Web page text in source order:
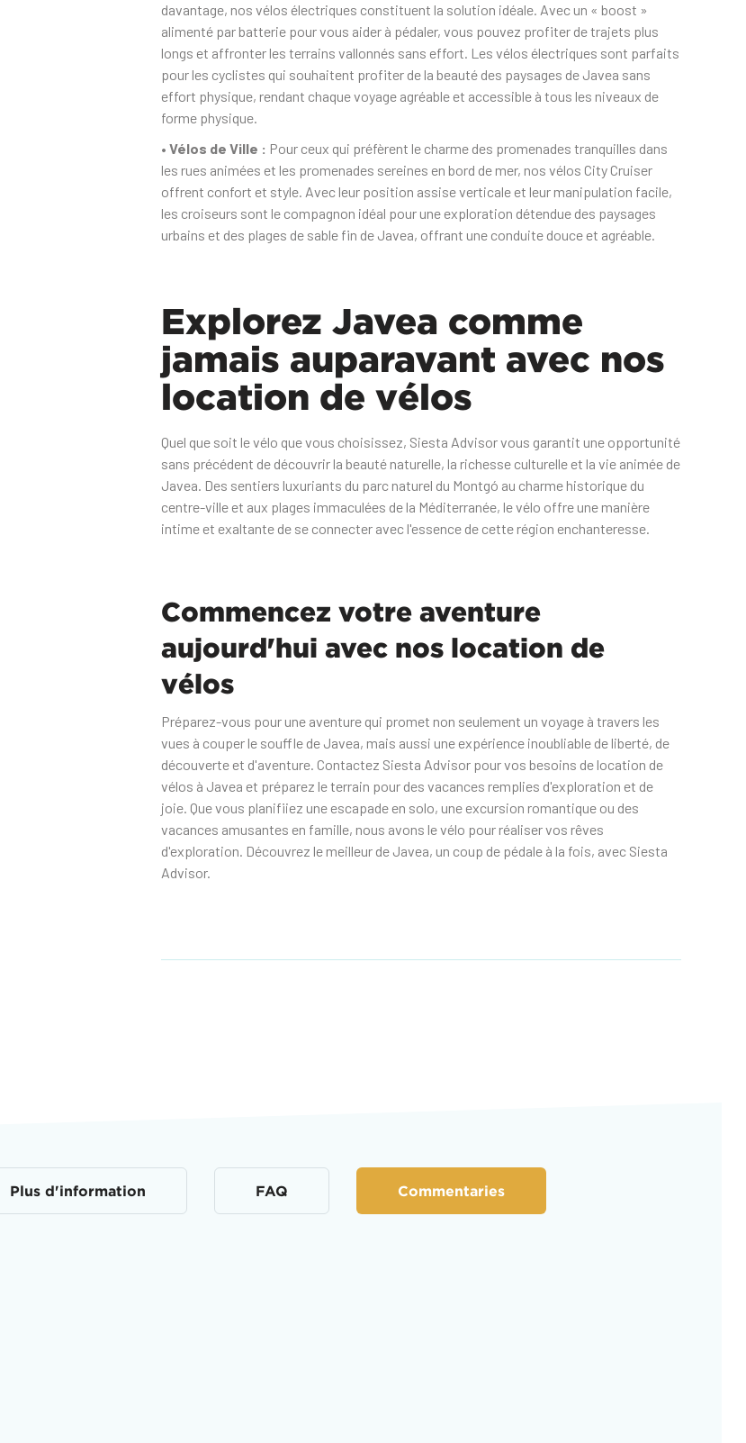
davantage, nos vélos électriques constituent la solution idéale. Avec un « boost »
alimenté par batterie pour vous aider à pédaler, vous pouvez profiter de trajets plus
longs et affronter les terrains vallonnés sans effort. Les vélos électriques sont parfaits
pour les cyclistes qui souhaitent profiter de la beauté des paysages de Javea sans
effort physique, rendant chaque voyage agréable et accessible à tous les niveaux de
forme physique.
• Vélos de Ville : Pour ceux qui préfèrent le charme des promenades tranquilles dans
les rues animées et les promenades sereines en bord de mer, nos vélos City Cruiser
offrent confort et style. Avec leur position assise verticale et leur manipulation facile,
les croiseurs sont le compagnon idéal pour une exploration détendue des paysages
urbains et des plages de sable fin de Javea, offrant une conduite douce et agréable.
Explorez Javea comme
jamais auparavant avec nos
location de vélos
Quel que soit le vélo que vous choisissez, Siesta Advisor vous garantit une opportunité
sans précédent de découvrir la beauté naturelle, la richesse culturelle et la vie animée de
Javea. Des sentiers luxuriants du parc naturel du Montgó au charme historique du
centre-ville et aux plages immaculées de la Méditerranée, le vélo offre une manière
intime et exaltante de se connecter avec l'essence de cette région enchanteresse.
Commencez votre aventure
aujourd'hui avec nos location de
vélos
Préparez-vous pour une aventure qui promet non seulement un voyage à travers les
vues à couper le souffle de Javea, mais aussi une expérience inoubliable de liberté, de
découverte et d'aventure. Contactez Siesta Advisor pour vos besoins de location de
vélos à Javea et préparez le terrain pour des vacances remplies d'exploration et de
joie. Que vous planifiiez une escapade en solo, une excursion romantique ou des
vacances amusantes en famille, nous avons le vélo pour réaliser vos rêves
d'exploration. Découvrez le meilleur de Javea, un coup de pédale à la fois, avec Siesta
Advisor.
Plus d'information FAQ Commentaries